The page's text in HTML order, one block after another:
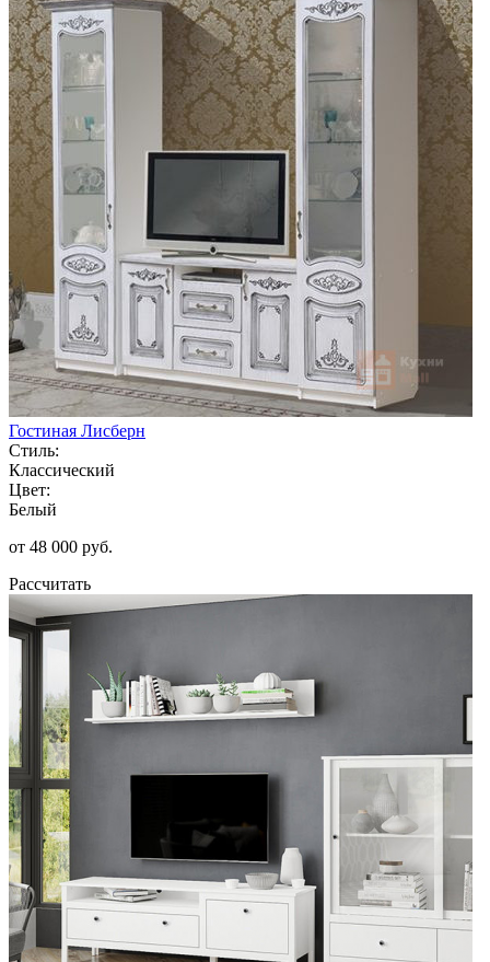
Гостиная Лисберн
Стиль:
Классический
Цвет:
Белый
от 48 000 руб.
Рассчитать